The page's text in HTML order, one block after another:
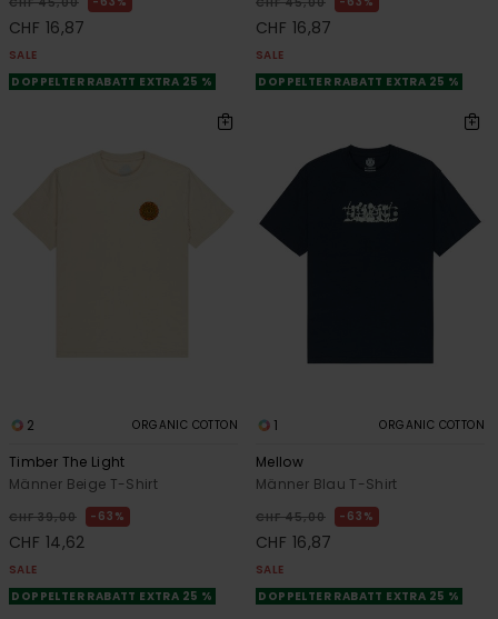
CHF 16,87
SALE
DOPPELTER RABATT EXTRA 25 %
CHF 16,87
SALE
DOPPELTER RABATT EXTRA 25 %
2 ORGANIC COTTON
Timber The Light
Männer Beige T-Shirt
CHF 39,00 63%
CHF 14,62
SALE
DOPPELTER RABATT EXTRA 25 %
1 ORGANIC COTTON
Mellow
Männer Blau T-Shirt
CHF 45,00 63%
CHF 16,87
SALE
DOPPELTER RABATT EXTRA 25 %